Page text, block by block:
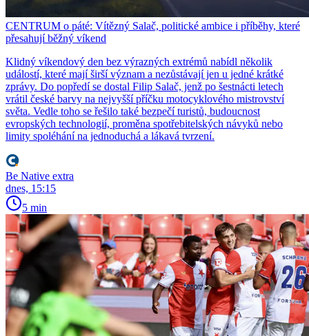
CENTRUM o páté: Vítězný Salač, politické ambice i příběhy, které
přesahují běžný víkend
Klidný víkendový den bez výrazných extrémů nabídl několik
událostí, které mají širší význam a nezůstávají jen u jedné krátké
zprávy. Do popředí se dostal Filip Salač, jenž po šestnácti letech
vrátil české barvy na nejvyšší příčku motocyklového mistrovství
světa. Vedle toho se řešilo také bezpečí turistů, budoucnost
evropských technologií, proměna spotřebitelských návyků nebo
limity spoléhání na jednoduchá a lákavá tvrzení.
Be Native extra
dnes, 15:15
5 min